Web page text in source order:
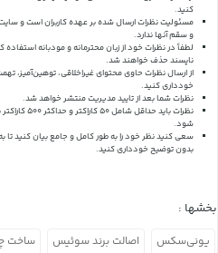
کنید.
مسئولیت نظرات ارسال شده بر عهده کاربران است و
و سقم آنها ندارد.
لطفاً در نظرات خود از زبان محترمانه و مودبانه استفاده
ناپسند حذف خواهند شد.
از ارسال نظرات حاوی محتوای غیراخلاقی، توهین‌آمیز،
خودداری کنید.
نظرات شما بعد از تایید مدیریت منتشر خواهد شد.
نظرات باید
شود.
سعی کنید نظر خود را به طور کامل و جامع بیان کنید تا
بدون توضیح خودداری کنید.
بخشها :
یونی‌سکس اصالت برند سوئیس ساخت